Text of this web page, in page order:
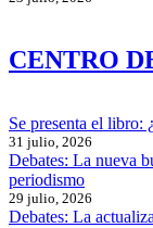
CENTRO
Se presenta el libro:
31 julio, 2026
Debates: La nueva
periodismo
29 julio, 2026
Debates: La